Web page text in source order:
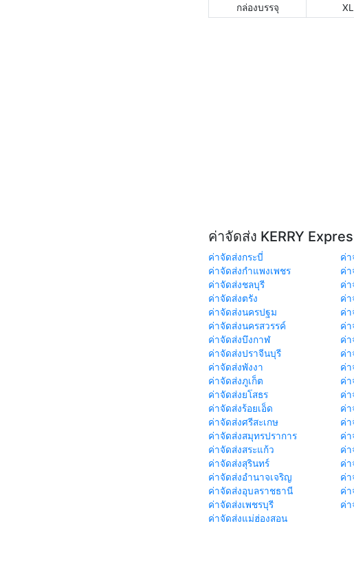
กล่องบรรจุ
XL
ค่าจัดส่ง KERRY
ค่าจัดส่งกระบี่ ค่า
ค่าจัดส่งกำแพงเพชร
ค่
ค่าจัดส่งชลบุรี
ค่า
ค่าจัดส่งตรัง
ค่า
ค่าจัดส่งนครปฐม
ค่
ค่าจัดส่งนครสวรรค์
ค่
ค่าจัดส่งบึงกาฬ
ค่า
ค่าจัดส่งปราจีนบุรี
ค่
ค่าจัดส่งพังงา
ค่า
ค่าจัดส่งภูเก็ต
ค่า
ค่าจัดส่งยโสธร
ค่า
ค่าจัดส่งร้อยเอ็ด
ค่า
ค่าจัดส่งศรีสะเกษ
ค่า
ค่าจัดส่งสมุทรปราการ
ค่า
ค่าจัดส่งสระแก้ว
ค่า
ค่าจัดส่งสุรินทร์
ค่า
ค่าจัดส่งอำนาจเจริญ
ค่า
ค่าจัดส่งอุบลราชธานี
ค่า
ค่าจัดส่งเพชรบุรี
ค่า
ค่าจัดส่งแม่ฮ่องสอน